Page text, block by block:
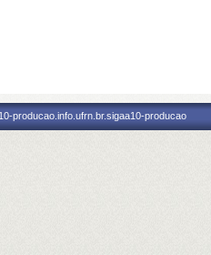
producao.info.ufrn.br.sigaa10-producao